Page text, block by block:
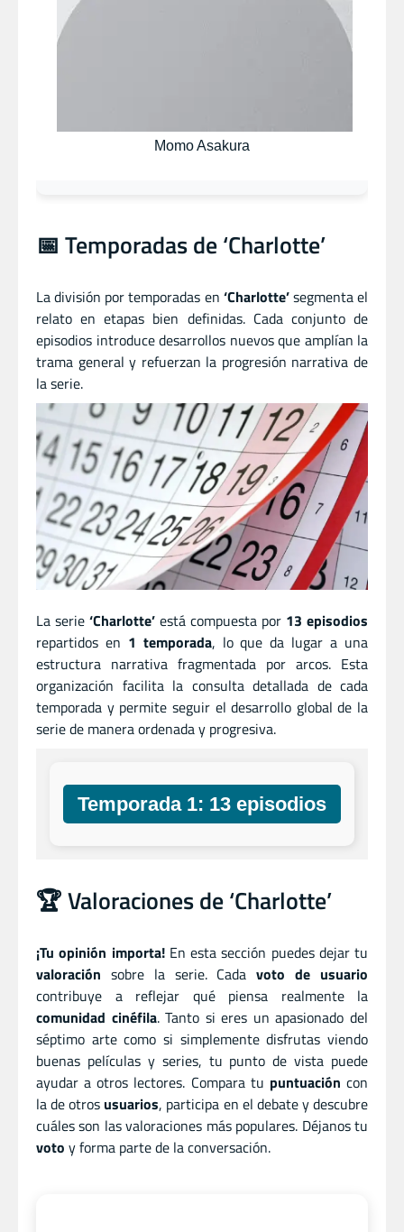
Momo Asakura
📅 Temporadas de ‘Charlotte’
La división por temporadas en ‘Charlotte’segmenta el
relato en etapas bien definidas. Cada conjunto de
episodios introduce desarrollos nuevos que amplían la
trama general y refuerzan la progresión narrativa de
la serie.
La serie ‘Charlotte’ está compuesta por 13 episodios
repartidos en 1 temporada, lo que da lugar a una
estructura narrativa fragmentada por arcos. Esta
organización facilita la consulta detallada de cada
temporada y permite seguir el desarrollo global de la
serie de manera ordenada y progresiva.
Temporada 1: 13 episodios
🏆 Valoraciones de ‘Charlotte’
¡Tu opinión importa!En esta sección puedes dejar tu
valoración sobre la serie. Cadavoto de usuario
contribuye a reflejar qué piensa realmente la
comunidad cinéfila. Tanto si eres un apasionado del
séptimo arte como si simplemente disfrutas viendo
buenas películas y series, tu punto de vista puede
ayudar a otros lectores. Compara tu puntuación con
la de otros usuarios, participa en el debate y descubre
cuáles son las valoraciones más populares. Déjanos tu
voto y forma parte de la conversación.